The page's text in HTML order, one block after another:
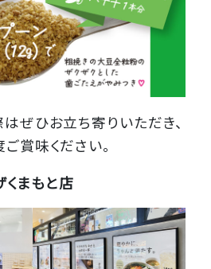
ぜひお立ち寄りいただき、
賞味ください。
まもと店